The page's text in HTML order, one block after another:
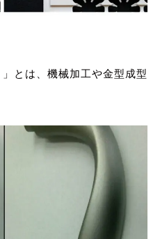
とは、機械加工や金型成型